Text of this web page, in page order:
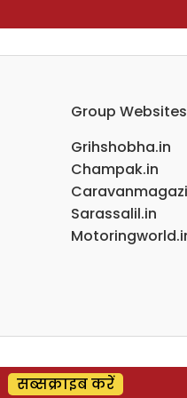
Group Websites
Grihshobha.in
Champak.in
Sarassalil.in
सब्सक्राइब करें